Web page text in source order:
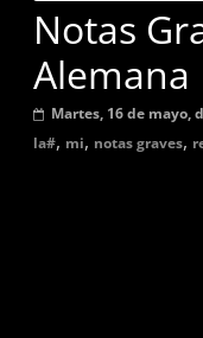
Flauta
Dulce,
notas
agudas,
sostenidas
Notas
Alemana
Martes, 16 de mayo,
la#, mi, notas graves,